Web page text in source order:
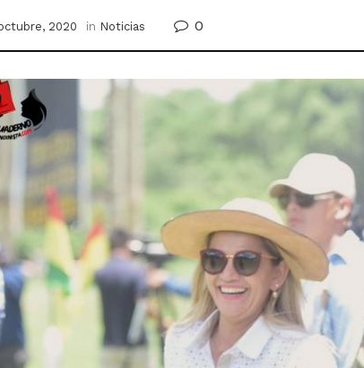
2020 in Noticias 0